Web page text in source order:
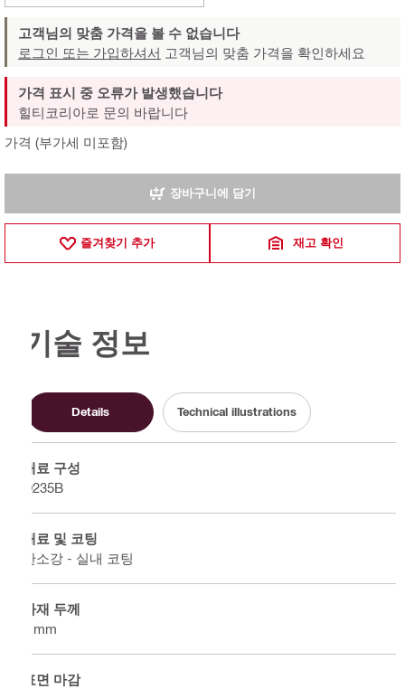
고객님의 맞춤 가격을 볼 수 없습니다
로그인 또는 가입하셔서 고객님의 맞춤 가격을 확인하세요
가격 (부가세 미포함)
가격 표시 중 오류가 발생했습니다
힐티코리아로 문의 바랍니다
장바구니에 담기
즐겨찾기 추가 재고 확인
기술 정보
Details Technical illustrations
재료 구성
Q235B
재료 및 코팅
탄소강 - 실내 코팅
자재 두께
4 mm
표면 마감